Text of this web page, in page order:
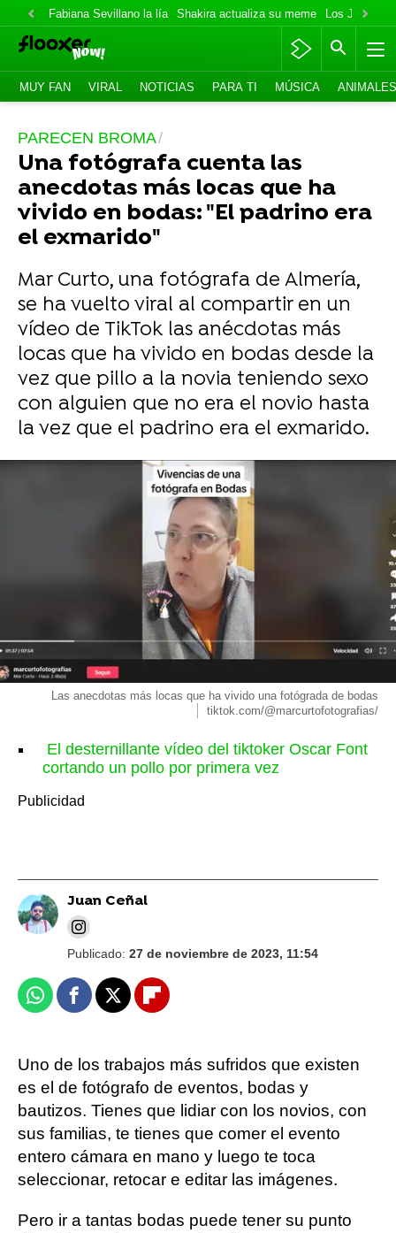
Fabiana Sevillano la lía Shakira actualiza su meme Los Jonas
MUY FAN VIRAL NOTICIAS PARA TI MÚSICA ANIMALES
PARECEN BROMA
Una fotógrafa cuenta las
anecdotas más locas que ha
vivido en bodas: "El padrino era
el exmarido"
Mar Curto, una fotógrafa de Almería,
se ha vuelto viral al compartir en un
vídeo de TikTok las anécdotas más
locas que ha vivido en bodas desde la
vez que pillo a la novia teniendo sexo
con alguien que no era el novio hasta
la vez que el padrino era el exmarido.
Las anecdotas más locas que ha vivido una fotógrada de bodas
tiktok.com/@marcurtofotografias/
El desternillante vídeo del tiktoker Oscar Font
cortando un pollo por primera vez
Juan Ceñal
Publicado: 27 de noviembre de 2023, 11:54
WhatsappFacebook
X Flipboard
Uno de los trabajos más sufridos que existen
es el de fotógrafo de eventos, bodas y
bautizos. Tienes que lidiar con los novios, con
sus familias, te tienes que comer el evento
entero cámara en mano y luego te toca
seleccionar, retocar e editar las imágenes.
Pero ir a tantas bodas puede tener su punto